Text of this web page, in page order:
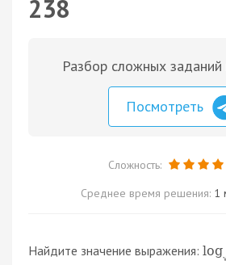
238
Разбор сложных заданий
Посмотреть
Сложность:
Среднее время решения: 1
Найдите значение выражения: log